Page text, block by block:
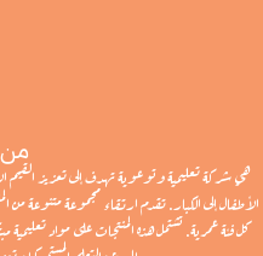
هي شركة تعليمية وتوعوية تهدف إلى تعزيز القيم
الأطفال إلى الكبار. تقدم ارتقاء مجموعة متنوعة من
كل فئة عمرية. تشتمل هذه المنتجات على مواد تعليمية